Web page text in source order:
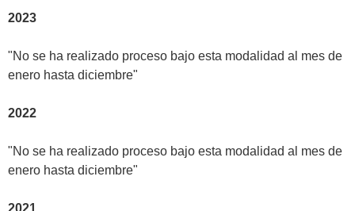
2023
"No se ha realizado proceso bajo esta modalidad al mes de
enero hasta diciembre"
2022
"No se ha realizado proceso bajo esta modalidad al mes de
enero hasta diciembre"